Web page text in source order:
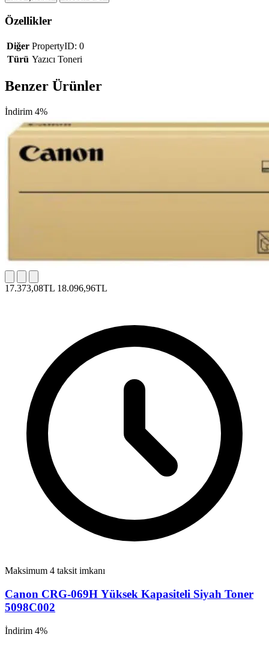
Özellikler
Diğer PropertyID: 0
Türü Yazıcı Toneri
Benzer Ürünler
İndirim 4%
17.373,08TL 18.096,96TL
Maksimum 4 taksit imkanı
Canon CRG-069H Yüksek Kapasiteli Siyah Toner
5098C002
İndirim 4%